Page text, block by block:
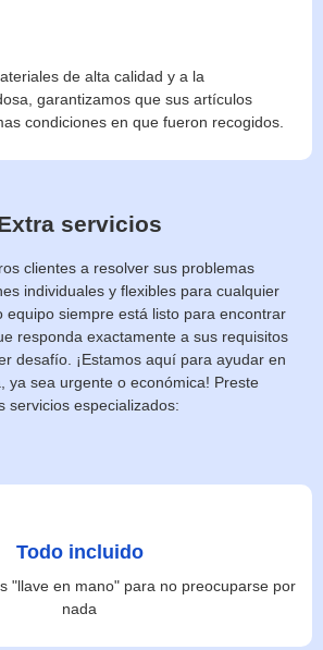
de alta calidad y a la
garantizamos que sus artículos
condiciones en que fueron recogidos.
servicios
clientes a resolver sus problemas
individuales y flexibles para cualquier
equipo siempre está listo para encontrar
responda exactamente a sus requisitos
desafío. ¡Estamos aquí para ayudar en
ya sea urgente o económica! Preste
servicios especializados:
Todo incluido
"llave en mano" para no preocuparse por
nada